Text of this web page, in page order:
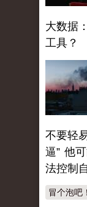
大数据
工具？
不要轻
逼” 他
法控制
冒个泡吧！